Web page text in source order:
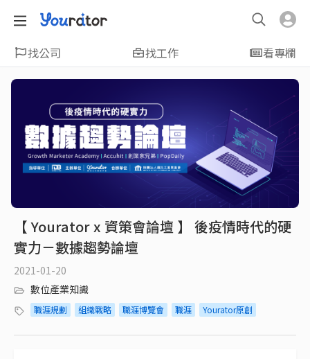
找公司 找工作 看專欄
【 Yourator x 資策會論壇 】 後疫情時代的硬
實力－數據趨勢論壇
2021-01-20
數位產業知識
職涯規劃 組織戰略 職涯博覽會 職涯 Yourator原創